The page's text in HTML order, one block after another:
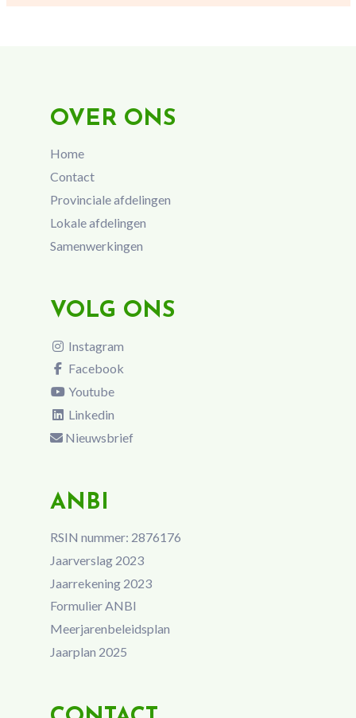
OVER ONS
Home
Contact
Provinciale afdelingen
Lokale afdelingen
Samenwerkingen
VOLG ONS
Instagram
Facebook
Youtube
Linkedin
Nieuwsbrief
ANBI
RSIN nummer: 2876176
Jaarverslag 2023
Jaarrekening 2023
Formulier ANBI
Meerjarenbeleidsplan
Jaarplan 2025